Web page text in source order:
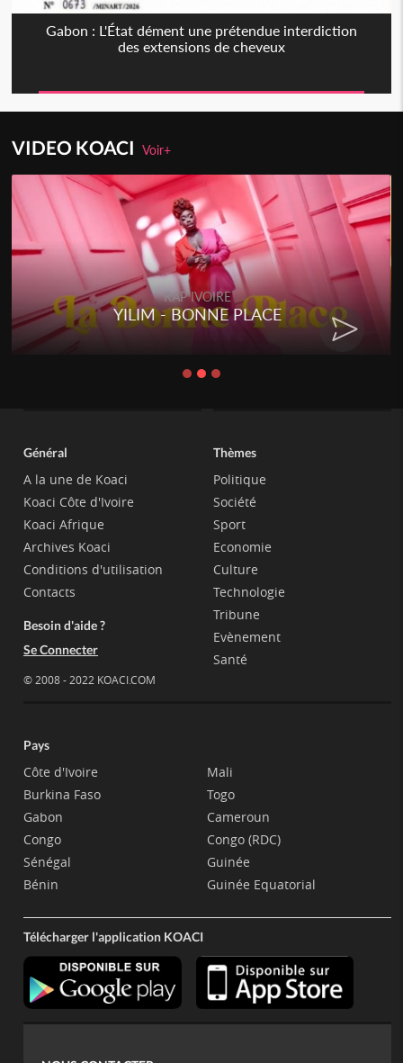
Gabon : L'État dément une prétendue interdiction
des extensions de cheveux
VIDEO KOACIVoir+
RAP IVOIRE
RENARD BARAKISSA - DOS DE
CHAT
Général
A la une de Koaci
Koaci Côte d'Ivoire
Koaci Afrique
Archives Koaci
Conditions d'utilisation
Contacts
Besoin d'aide ?
Se Connecter
© 2008 - 2022 KOACI.COM
Thèmes
Politique
Société
Sport
Economie
Culture
Technologie
Tribune
Evènement
Santé
Pays
Côte d'Ivoire
Burkina Faso
Gabon
Congo
Sénégal
Bénin
Mali
Togo
Cameroun
Congo (RDC)
Guinée
Guinée Equatorial
Télécharger l'application KOACI